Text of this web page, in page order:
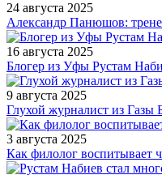
24 августа 2025
Александр Панюшов:
16 августа 2025
Блогер из Уфы Рустам
9 августа 2025
Глухой журналист из Газы
3 августа 2025
Как филолог воспитывает